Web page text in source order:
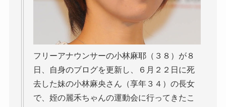
フリーアナウンサーの小林麻耶（３８）が８
日、自身のブログを更新し、６月２２日に死
去した妹の小林麻央さん（享年３４）の長女
で、姪の麗禾ちゃんの運動会に行ってきたこ